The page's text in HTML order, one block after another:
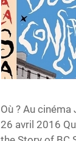
Où ? Au cinéma
26 avril 2016